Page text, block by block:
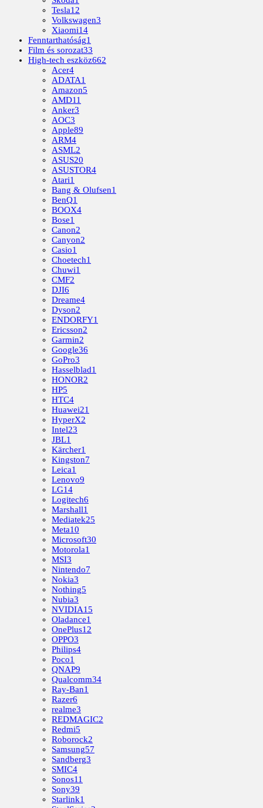
Tesla12
Volkswagen3
Xiaomi14
Fenntarthatóság1
Film és sorozat33
High-tech eszköz662
Acer4
ADATA1
Amazon5
AMD11
Anker3
AOC3
Apple89
ARM4
ASML2
ASUS20
ASUSTOR4
Atari1
Bang & Olufsen1
BenQ1
BOOX4
Bose1
Canon2
Canyon2
Casio1
Choetech1
Chuwi1
CMF2
DJI6
Dreame4
Dyson2
ENDORFY1
Ericsson2
Garmin2
Google36
GoPro3
Hasselblad1
HONOR2
HP5
HTC4
Huawei21
HyperX2
Intel23
JBL1
Kärcher1
Kingston7
Leica1
Lenovo9
LG14
Logitech6
Marshall1
Mediatek25
Meta10
Microsoft30
Motorola1
MSI3
Nintendo7
Nokia3
Nothing5
Nubia3
NVIDIA15
Oladance1
OnePlus12
OPPO3
Philips4
Poco1
QNAP9
Qualcomm34
Ray-Ban1
Razer6
realme3
REDMAGIC2
Redmi5
Roborock2
Samsung57
Sandberg3
SMIC4
Sonos11
Sony39
Starlink1